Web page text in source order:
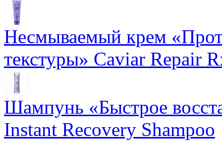
Несмываемый крем
текстуры» Caviar Repair
Шампунь «Быстрое
Instant Recovery Shampoo